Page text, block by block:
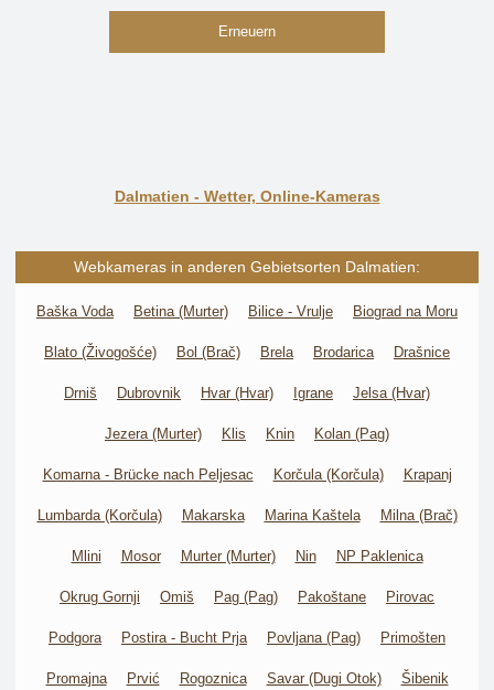
Erneuern
Dalmatien - Wetter, Online-Kameras
Webkameras in anderen Gebietsorten Dalmatien:
Baška Voda Betina (Murter) Bilice - Vrulje Biograd na Moru
Blato (Živogošće) Bol (Brač) Brela Brodarica Drašnice
Drniš Dubrovnik Hvar (Hvar) Igrane Jelsa (Hvar)
Jezera (Murter) Klis Knin Kolan (Pag)
Komarna - Brücke nach Peljesac Korčula (Korčula) Krapanj
Lumbarda (Korčula) Makarska Marina Kaštela Milna (Brač)
Mlini Mosor Murter (Murter) Nin NP Paklenica
Okrug Gornji Omiš Pag (Pag) Pakoštane Pirovac
Podgora Postira - Bucht Prja Povljana (Pag) Primošten
Promajna Prvić Rogoznica Savar (Dugi Otok) Šibenik